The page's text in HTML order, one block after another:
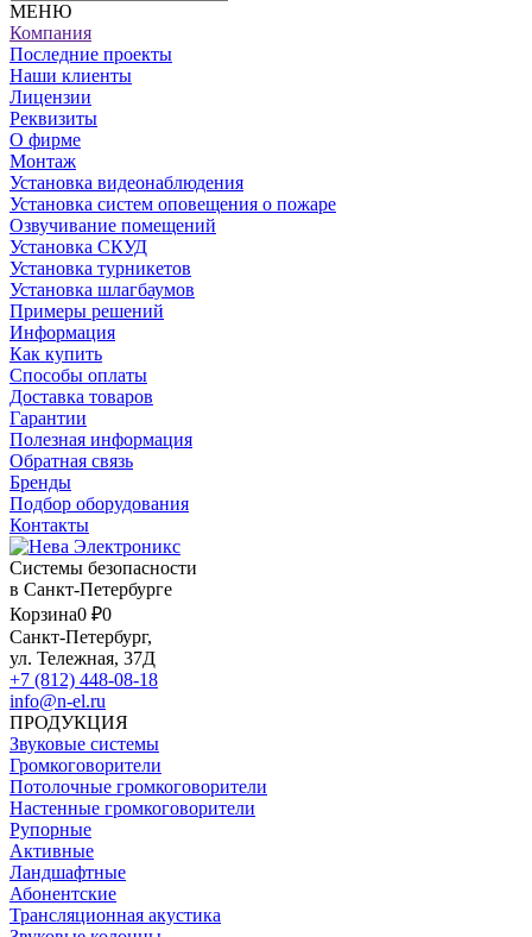
МЕНЮ
Компания
Последние проекты
Наши клиенты
Лицензии
Реквизиты
О фирме
Монтаж
Установка видеонаблюдения
Установка систем оповещения о пожаре
Озвучивание помещений
Установка СКУД
Установка турникетов
Установка шлагбаумов
Примеры решений
Информация
Как купить
Способы оплаты
Доставка товаров
Гарантии
Полезная информация
Обратная связь
Бренды
Подбор оборудования
Контакты
Системы безопасности
в Санкт-Петербурге
Корзина0 ₽0
Санкт-Петербург,
ул. Тележная, 37Д
+7 (812) 448-08-18
info@n-el.ru
ПРОДУКЦИЯ
Звуковые системы
Громкоговорители
Потолочные громкоговорители
Настенные громкоговорители
Рупорные
Активные
Ландшафтные
Абонентские
Трансляционная акустика